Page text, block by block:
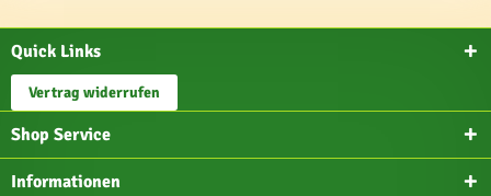
Quick Links
Vertrag widerrufen
Shop Service
Informationen